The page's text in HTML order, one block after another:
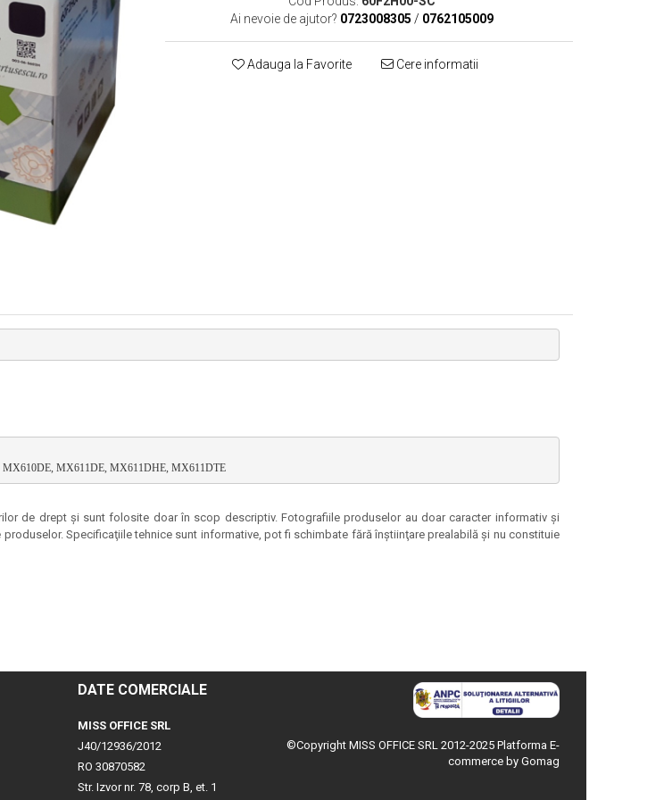
Ai nevoie de ajutor? 0723008305 / 0762105009
Adauga la Favorite Cere informatii
MX611DE, MX611DHE, MX611DTE
de drept şi sunt folosite doar în scop descriptiv. Fotografiile produselor au doar caracter informativ şi
Specificaţiile tehnice sunt informative, pot fi schimbate fără înştiinţare prealabilă şi nu constituie
DATE COMERCIALE
MISS OFFICE SRL
J40/12936/2012
RO 30870582
Str. Izvor nr. 78, corp B, et. 1
©Copyright MISS OFFICE SRL 2012-2025 Platforma E-
commerce by Gomag